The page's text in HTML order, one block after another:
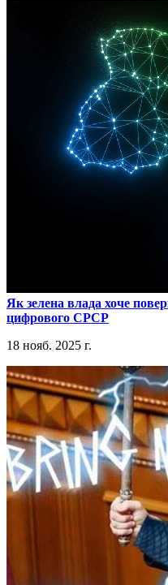
​Як зелена влада хоче
цифрового СРСР
18 нояб. 2025 г.